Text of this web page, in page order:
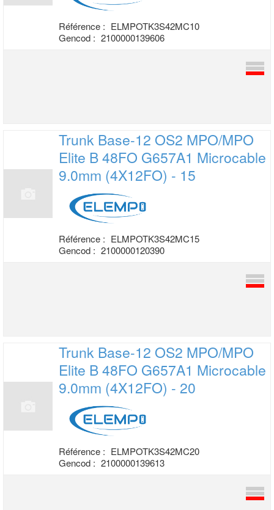
Référence : ELMPOTK3S42MC10
Gencod : 2100000139606
Trunk Base-12 OS2 MPO/MPO
Elite B 48FO G657A1 Microcable
9.0mm (4X12FO) - 15
Référence : ELMPOTK3S42MC15
Gencod : 2100000120390
Trunk Base-12 OS2 MPO/MPO
Elite B 48FO G657A1 Microcable
9.0mm (4X12FO) - 20
Référence : ELMPOTK3S42MC20
Gencod : 2100000139613